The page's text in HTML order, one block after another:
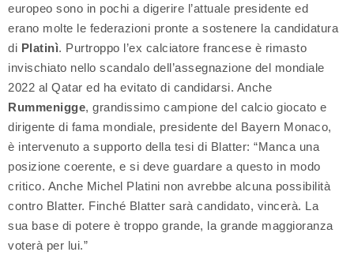
europeo sono in pochi a digerire l’attuale presidente ed
erano molte le federazioni pronte a sostenere la candidatura
di Platinì. Purtroppo l’ex calciatore francese è rimasto
invischiato nello scandalo dell’assegnazione del mondiale
2022 al Qatar ed ha evitato di candidarsi. Anche
Rummenigge, grandissimo campione del calcio giocato e
dirigente di fama mondiale, presidente del Bayern Monaco,
è intervenuto a supporto della tesi di Blatter: “Manca una
posizione coerente, e si deve guardare a questo in modo
critico. Anche Michel Platini non avrebbe alcuna possibilità
contro Blatter. Finché Blatter sarà candidato, vincerà. La
sua base di potere è troppo grande, la grande maggioranza
voterà per lui.”